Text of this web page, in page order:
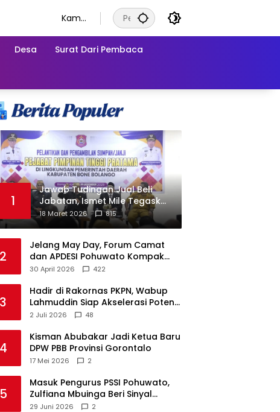
Kamis
us
Desa Surat Dari Pembaca
1
Jawab Tudingan Jual Beli
Jabatan, Ismet Mile Tegaskan
Prosedur Pengisian Jabatan
18 Maret 2026 815
2
Jelang May Day, Forum Camat
dan APDESI Pohuwato Kompak
Minta Aksi BARA API Ditunda
30 April 2026 422
3
Hadir di Rakornas PKPN, Wabup
Lahmuddin Siap Akselerasi Potensi
Maritim Boalemo
2 Juli 2026 48
4
Kisman Abubakar Jadi Ketua Baru
DPW PBB Provinsi Gorontalo
17 Mei 2026 2
5
Masuk Pengurus PSSI Pohuwato,
Zulfiana Mbuinga Beri Sinyal
Dampingi Nasir di Arena Politik ?
29 Juni 2026 2